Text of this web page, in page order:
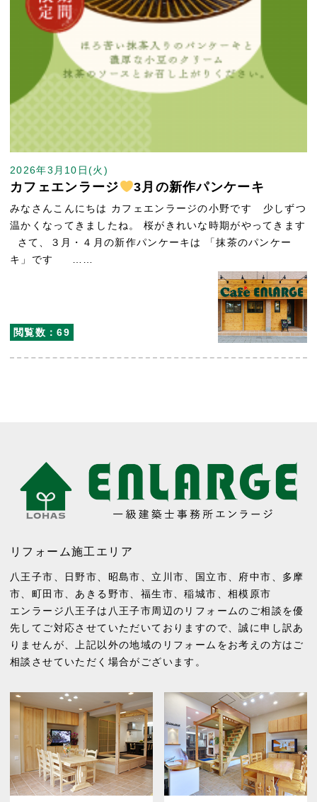
閲覧数：69
2026年3月10日(火)
カフェエンラージ 3月の新作パンケーキ
みなさんこんにちは カフェエンラージの小野です 少しずつ
温かくなってきましたね。 桜がきれいな時期がやってきます
さて、３月・４月の新作パンケーキは 「抹茶のパンケー
キ」です ……
リフォーム施工エリア
八王子市、 日野市、 昭島市、 立川市、 国立市、 府中市、 多摩
市、 町田市、あきる野市、 福生市、稲城市、相模原市
エンラージ八王子は八王子市周辺のリフォームのご相談を優
先してご対応させていただいておりますので、誠に申し訳あ
りませんが、上記以外の地域のリフォームをお考えの方はご
相談させていただく場合がございます。